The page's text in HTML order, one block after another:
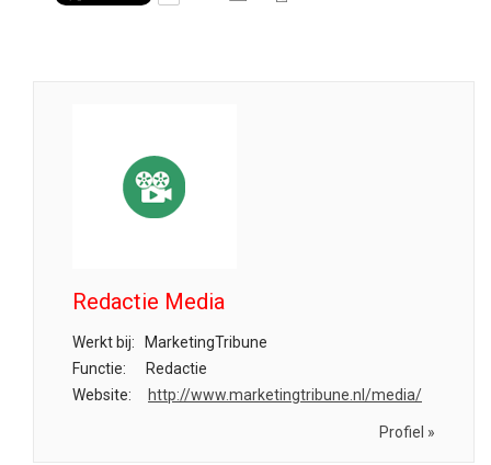
Redactie Media
Werkt bij:
MarketingTribune
Functie:
Redactie
Website:
http://www.marketingtribune.nl/media/
Profiel »